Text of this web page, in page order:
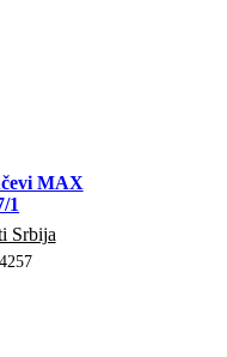
MAX
1
Srbija